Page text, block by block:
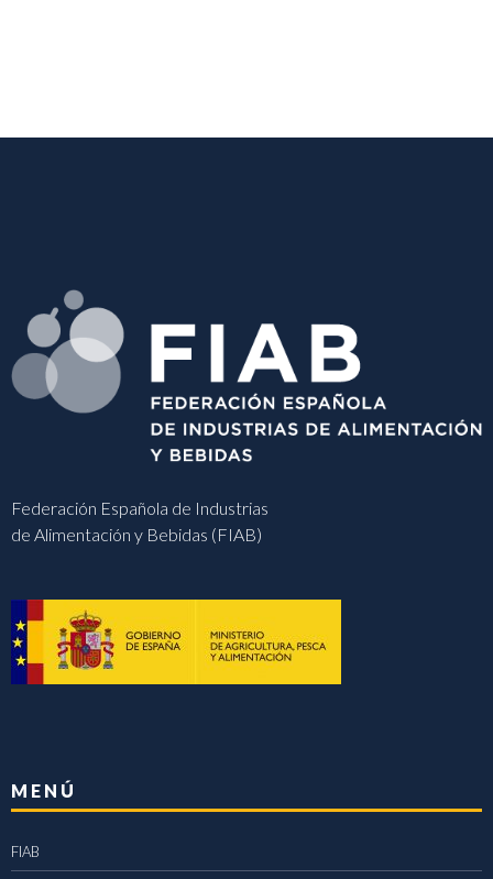
Federación Española de Industrias
de Alimentación y Bebidas (FIAB)
MENÚ
FIAB